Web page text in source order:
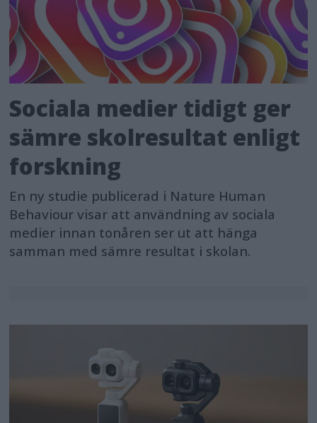
Sociala medier tidigt ger
sämre skolresultat enligt
forskning
En ny studie publicerad i Nature Human
Behaviour visar att användning av sociala
medier innan tonåren ser ut att hänga
samman med sämre resultat i skolan.